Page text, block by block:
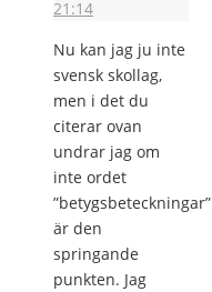
21:14
Nu kan jag ju inte
svensk skollag,
men i det du
citerar ovan
undrar jag om
inte ordet
”betygsbeteckningar”
är den
springande
punkten. Jag